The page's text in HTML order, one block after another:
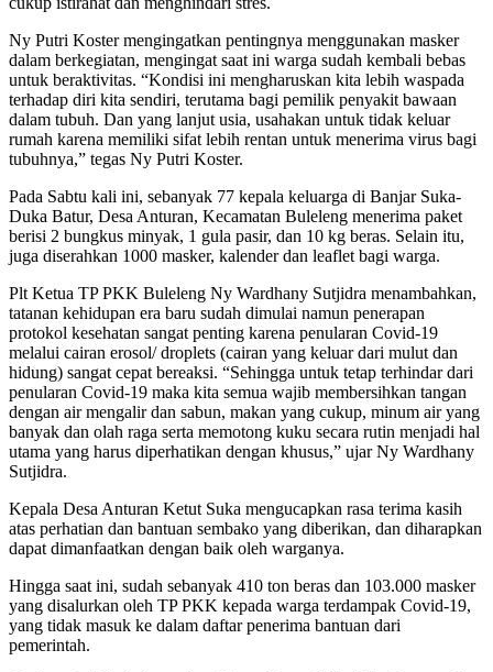
Ny Putri Koster mengingatkan pentingnya menggunakan masker
dalam berkegiatan, mengingat saat ini warga sudah kembali bebas
untuk beraktivitas. “Kondisi ini mengharuskan kita lebih waspada
terhadap diri kita sendiri, terutama bagi pemilik penyakit bawaan
dalam tubuh. Dan yang lanjut usia, usahakan untuk tidak keluar
rumah karena memiliki sifat lebih rentan untuk menerima virus bagi
tubuhnya,” tegas Ny Putri Koster.
Pada Sabtu kali ini, sebanyak 77 kepala keluarga di Banjar Suka-
Duka Batur, Desa Anturan, Kecamatan Buleleng menerima paket
berisi 2 bungkus minyak, 1 gula pasir, dan 10 kg beras. Selain itu,
juga diserahkan 1000 masker, kalender dan leaflet bagi warga.
Plt Ketua TP PKK Buleleng Ny Wardhany Sutjidra menambahkan,
tatanan kehidupan era baru sudah dimulai namun penerapan
protokol kesehatan sangat penting karena penularan Covid-19
melalui cairan erosol/ droplets (cairan yang keluar dari mulut dan
hidung) sangat cepat bereaksi. “Sehingga untuk tetap terhindar dari
penularan Covid-19 maka kita semua wajib membersihkan tangan
dengan air mengalir dan sabun, makan yang cukup, minum air yang
banyak dan olah raga serta memotong kuku secara rutin menjadi hal
utama yang harus diperhatikan dengan khusus,” ujar Ny Wardhany
Sutjidra.
Kepala Desa Anturan Ketut Suka mengucapkan rasa terima kasih
atas perhatian dan bantuan sembako yang diberikan, dan diharapkan
dapat dimanfaatkan dengan baik oleh warganya.
Hingga saat ini, sudah sebanyak 410 ton beras dan 103.000 masker
yang disalurkan oleh TP PKK kepada warga terdampak Covid-19,
yang tidak masuk ke dalam daftar penerima bantuan dari
pemerintah.